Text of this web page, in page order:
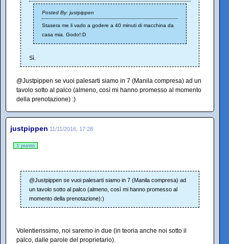
Posted By: justpippen
Stasera me li vado a godere a 40 minuti di macchina da
casa mia. Godo!:D
Sì.
@Justpippen se vuoi palesarti siamo in 7 (Manila compresa) ad un
tavolo sotto al palco (almeno, così mi hanno promesso al momento
della prenotazione) :)
justpippen 11/11/2016, 17:28
1 punto
@Justpippen se vuoi palesarti siamo in 7 (Manila compresa) ad
un tavolo sotto al palco (almeno, così mi hanno promesso al
momento della prenotazione):)
Volentierissimo, noi saremo in due (in teoria anche noi sotto il
palco, dalle parole del proprietario).